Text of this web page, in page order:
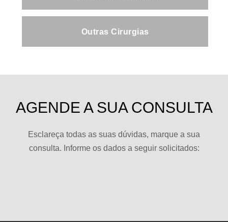
Outras Cirurgias
AGENDE A SUA CONSULTA
Esclareça todas as suas dúvidas, marque a sua
consulta. Informe os dados a seguir solicitados: